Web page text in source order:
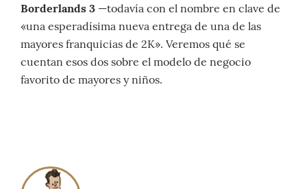
Borderlands 3 —todavía con el nombre en clave de
«una esperadísima nueva entrega de una de las
mayores franquicias de 2K». Veremos qué se
cuentan esos dos sobre el modelo de negocio
favorito de mayores y niños.